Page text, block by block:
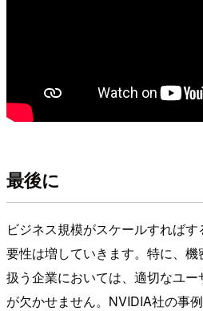
最後に
ビジネス規模がスケールすれば
要性は増していきます。特に、
扱う企業においては、適切なユ
が欠かせません。NVIDIA社の事